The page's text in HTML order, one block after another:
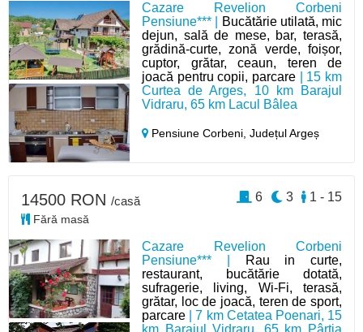
Cazare Revelion Corbeni
Pensiune*** |
Bucătărie utilată, mic
dejun, sală de mese, bar, terasă,
grădină-curte, zonă verde, foișor,
cuptor, grătar, ceaun, teren de
joacă pentru copii, parcare | 15 km
Curtea de Arges, 10 km Barajul
Vidraru, 65 km Lacul Bâlea
Pensiune Corbeni,Județul Argeș
Cazare Revelion Corbeni
Pensiune*** |
Rau in curte,
restaurant, bucătărie dotată,
sufragerie, living, Wi-Fi, terasă,
grătar, loc de joacă, teren de sport,
parcare | 7 km Cetatea Poenari, 15
km Barajul Vidraru, 65 km Pârtia
14500 RON /casă
Fără masă
1 - 15
3
6